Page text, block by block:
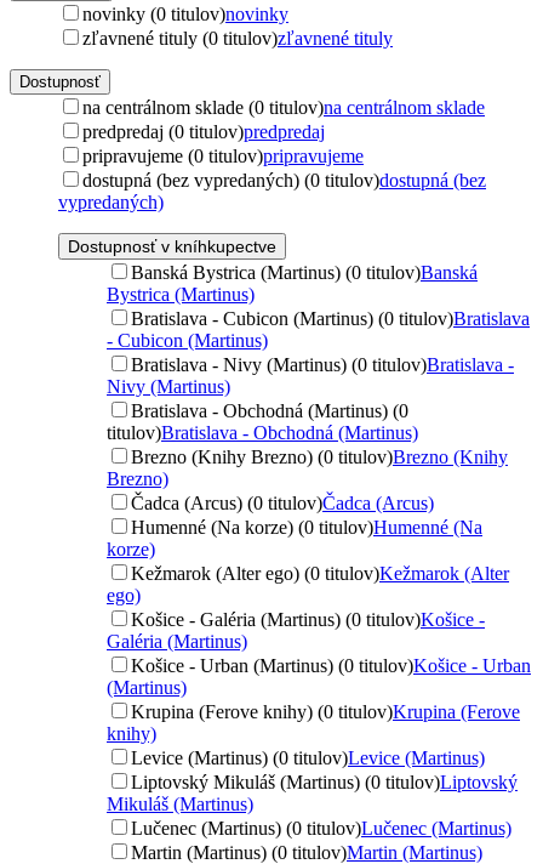
novinky (0 titulov)novinky
zľavnené tituly (0 titulov)zľavnené tituly
Dostupnosť
na centrálnom sklade (0 titulov)na centrálnom sklade
predpredaj (0 titulov)predpredaj
pripravujeme (0 titulov)pripravujeme
dostupná (bez vypredaných) (0 titulov)dostupná (bez
vypredaných)
Dostupnosť v kníhkupectve
Banská Bystrica (Martinus) (0 titulov)Banská
Bystrica (Martinus)
Bratislava - Cubicon (Martinus) (0 titulov)Bratislava
- Cubicon (Martinus)
Bratislava - Nivy (Martinus) (0 titulov)Bratislava -
Nivy (Martinus)
Bratislava - Obchodná (Martinus) (0
titulov)Bratislava - Obchodná (Martinus)
Brezno (Knihy Brezno) (0 titulov)Brezno (Knihy
Brezno)
Čadca (Arcus) (0 titulov)Čadca (Arcus)
Humenné (Na korze) (0 titulov)Humenné (Na
korze)
Kežmarok (Alter ego) (0 titulov)Kežmarok (Alter
ego)
Košice - Galéria (Martinus) (0 titulov)Košice -
Galéria (Martinus)
Košice - Urban (Martinus) (0 titulov)Košice - Urban
(Martinus)
Krupina (Ferove knihy) (0 titulov)Krupina (Ferove
knihy)
Levice (Martinus) (0 titulov)Levice (Martinus)
Liptovský Mikuláš (Martinus) (0 titulov)Liptovský
Mikuláš (Martinus)
Lučenec (Martinus) (0 titulov)Lučenec (Martinus)
Martin (Martinus) (0 titulov)Martin (Martinus)